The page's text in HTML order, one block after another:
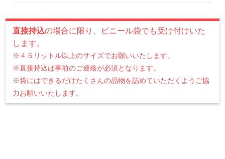
直接持込の場合に限り、ビニール袋でも受け付けいた
します。
※４５リットル以上のサイズでお願いいたします。
※直接持込は事前のご連絡が必須となります。
※袋にはできるだけたくさんの品物を詰めていただくようご協
力お願いいたします。